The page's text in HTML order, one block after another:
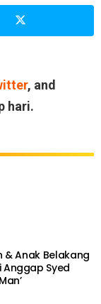
, and
hari.
& Anak Belakang
Anggap Syed